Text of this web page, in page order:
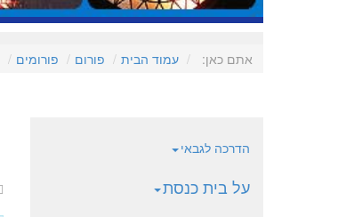
אתם כאן: עמוד הבית פורום פורומים
הדרכה לגבאי
על בית כנסת